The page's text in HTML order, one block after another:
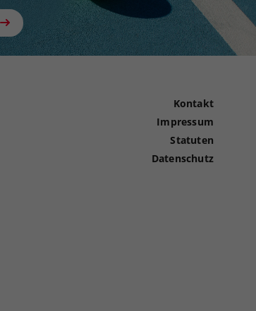
Kontakt
Impressum
Statuten
Datenschutz